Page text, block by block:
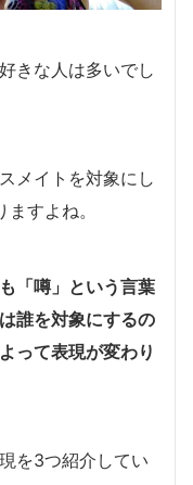
きな人は多いでし
メイトを対象にし
すよね。
「噂」という言葉
誰を対象にするの
って表現が変わり
を3つ紹介してい